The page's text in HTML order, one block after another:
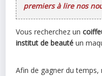
premiers à lire nos
Vous recherchez un
institut de beauté un
Afin de gagner du